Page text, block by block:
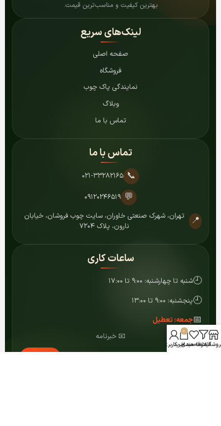
بهترین کیفیت و مناسب‌ترین قیمت.
لینک‌های سریع
صفحه اصلی
فروشگاه
نمایندگی پاک چوب
وبلاگ
تماس با ما
تماس با ما
📞 ۰۲۱-۳۳۲۸۲۱۶۵
💬 ۰۹۱۲۰۲۴۶۵۱۹
📍
تهران، شهرک صنعتی خاوران، سایت چوب فروشان، خیابان
نارون، پلاک ۷۲۰۴
ساعات کاری
🕘شنبه تا چهارشنبه: ۹:۰۰ تا ۱۷:۰۰
🕘پنجشنبه: ۹:۰۰ تا ۱۳:۰۰
📅جمعه: تعطیل
📧 خبرنامه
فیلترها
علاقه مندی
0
سبد خرید
حساب کاربری من